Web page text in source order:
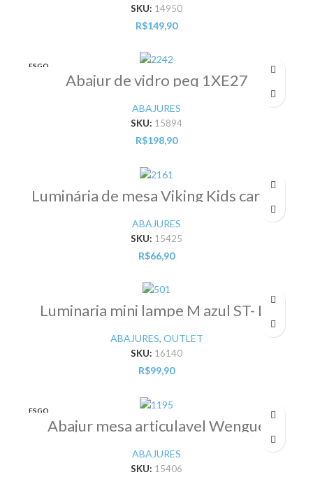
SKU: 14950
R$149,90
ESGO
Abajur de vidro peq 1XE27
ABAJURES
SKU: 15894
R$198,90
Luminária de mesa Viking Kids carros
1XE27 40W – Pr
ABAJURES
SKU: 15425
R$66,90
Luminaria mini lampe M azul ST- Pr
ABAJURES, OUTLET
SKU: 16140
R$99,90
ESGO
Abajur mesa articulavel Wengue
44X35cm = Pr
ABAJURES
SKU: 15406